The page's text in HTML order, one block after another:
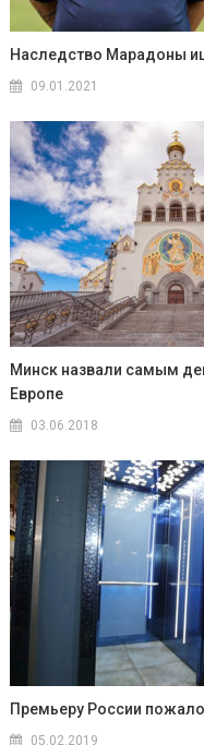
Наследство Марадоны
09.01.2021
Минск назвали самым
Европе
03.06.2018
Премьеру России
05.02.2019